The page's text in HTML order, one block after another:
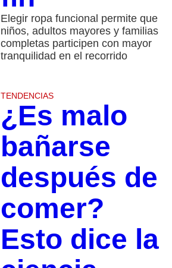
Elegir ropa funcional permite que
niños, adultos mayores y familias
completas participen con mayor
tranquilidad en el recorrido
TENDENCIAS
¿Es malo
bañarse
después de
comer?
Esto dice la